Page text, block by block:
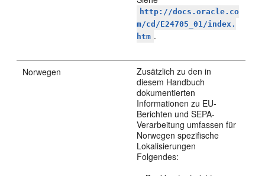
http://docs.oracle.co
m/cd/E24705_01/index.
htm .
Norwegen
Zusätzlich zu den in
diesem Handbuch
dokumentierten
Informationen zu EU-
Berichten und SEPA-
Verarbeitung umfassen für
Norwegen spezifische
Lokalisierungen
Folgendes: